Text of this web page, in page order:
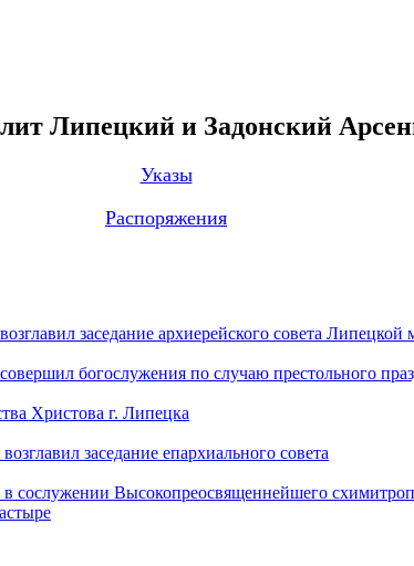
Липецкий и Задонский
Указы
Распоряжения
заседание архиерейского совета Липецкой
богослужения по случаю престольного
Христова г. Липецка
заседание епархиального совета
Высокопреосвященнейшего